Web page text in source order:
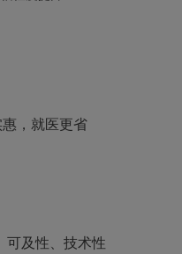
，就医更省
可及性、技术性